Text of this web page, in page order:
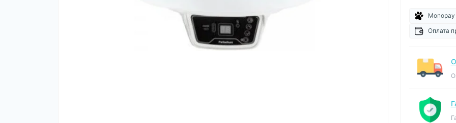
Monopay
Оплата